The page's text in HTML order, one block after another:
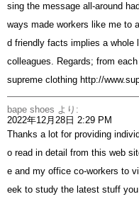
sing the message all-around
ways made workers like me to
d friendly facts implies a whole
colleagues. Regards; from
supreme clothing http://
bape shoes より:
2022年12月28日 2:29 PM
Thanks a lot for providing
o read in detail from this web
e and my office co-workers to
eek to study the latest stuff